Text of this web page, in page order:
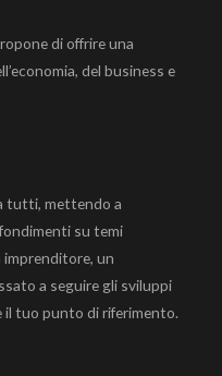
di offrire una
del business e
tutti, mettendo a
su temi
imprenditore, un
a seguire gli sviluppi
il tuo punto di riferimento.